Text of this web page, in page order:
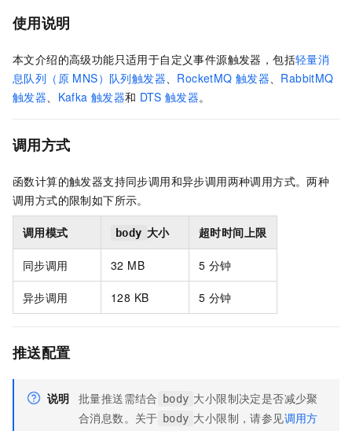
使用说明
本文介绍的高级功能只适用于自定义事件源触发器，包括轻量消
息队列（原 MNS）队列触发器、 RocketMQ 触发器、 RabbitMQ
触发器、 Kafka 触发器和 DTS 触发器。
调用方式
函数计算的触发器支持同步调用和异步调用两种调用方式。两种
调用方式的限制如下所示。
调用模式 body 大小 超时时间上限
同步调用 32 MB 5 分钟
异步调用 128 KB 5 分钟
推送配置
说明 批量推送需结合 body 大小限制决定是否减少聚
合消息数。关于 body 大小限制，请参见调用方